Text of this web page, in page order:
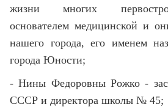
жизни многих
основателем медицинской и
нашего города, его именем
города Юности;
- Нины Федоровны Рожко -
СССР и директора школы № 45;